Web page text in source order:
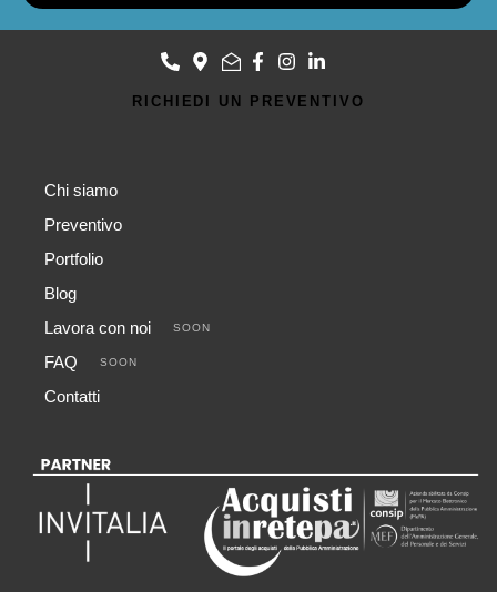
RICHIEDI UN PREVENTIVO
Chi siamo
Preventivo
Portfolio
Blog
Lavora con noi
SOON
FAQ SOON
Contatti